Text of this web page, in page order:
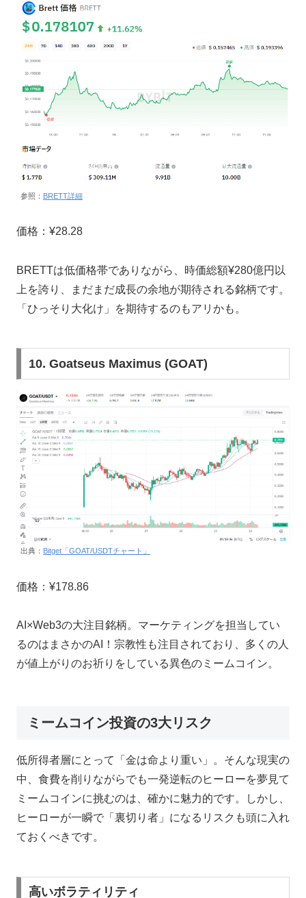
参照： BRETT詳細
価格：¥28.28
BRETTは低価格帯でありながら、時価総額¥280億円以
上を誇り、まだまだ成長の余地が期待される銘柄です。
「ひっそり大化け」を期待するのもアリかも。
10. Goatseus Maximus (GOAT)
出典： Bitget「GOAT/USDTチャート」
価格：¥178.86
AI×Web3の大注目銘柄。マーケティングを担当してい
るのはまさかのAI！宗教性も注目されており、多くの人
が値上がりのお祈りをしている異色のミームコイン。
ミームコイン投資の3大リスク
低所得者層にとって「金は命より重い」。そんな現実の
中、食費を削りながらでも一発逆転のヒーローを夢見て
ミームコインに挑むのは、確かに魅力的です。しかし、
ヒーローが一瞬で「裏切り者」になるリスクも頭に入れ
ておくべきです。
高いボラティリティ